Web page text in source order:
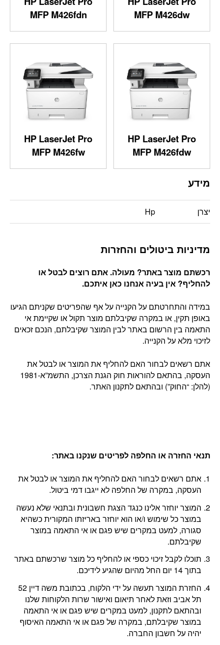
MFP M426dw
MFP M426fdn
HP LaserJet Pro
MFP M426fdw
HP LaserJet Pro
MFP M426fw
מידע
יצרן Hp
מדיניות ביטולים והחזרות
רכשתם מוצר באתר? מעולה. אתם רוצים לבטל או
להחליף? אין בעיה אנחנו כאן איתכם.
במידה והתחרטתם על הקנייה על אף שהפריטים שקניתם הגיעו
באופן תקין, או במקרה שקיבלתם מוצר תקול או שקיימת אי
התאמה בין הרשום באתר לבין המוצר שקיבלתם, הנכם זכאים
לזיכוי מלא על הקנייה.
אתם רשאים לבחור האם להחליף את המוצר או לבטל את
העסקה, בהתאם להוראות חוק הגנת הצרכן, התשמ”א-1981
(להלן: “החוק”) ובהתאם לתקנון האתר.
תנאי החזרה או החלפה לפריטים שנקנו באתר:
אתם רשאים לבחור האם להחליף את המוצר או לבטל את
העסקה, במקרה של החלפה לא ייגבו דמי ביטול.
המוצר יוחזר אלינו כנגד הצגת חשבונית ובתנאי שלא נעשה
במוצר כל שימוש ו/או הוא יוחזר באריזתו המקורית כשהיא
סגורה, למעט במקרים שיש פגם או אי התאמה במוצר
שקיבלתם.
תוכלו לקבל זיכוי כספי או להחליף כל מוצר שרכשתם באתר
בתוך 14 יום החל מהיום שהגיע לידיכם.
החזרת המוצר תעשה על ידי הלקוח, בכתובת משה דיין 52
תל אביב וזאת לאחר תיאום ואישור שרות הלקוחות שלנו
ובהתאם לתקנון, למעט במקרים שיש פגם או אי התאמה
במוצר שקיבלתם, במקרה של פגם או אי התאמה האיסוף
יהיה על חשבון החברה.